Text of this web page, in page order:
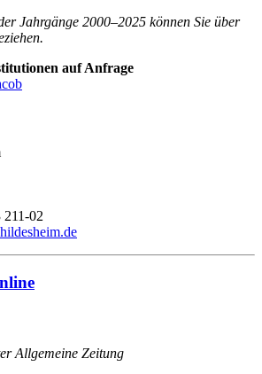
Jahrgänge 2000–2025 können Sie über
auf Anfrage
02
Allgemeine Zeitung